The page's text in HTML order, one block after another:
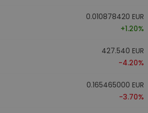
0.010878420 EUR
+1.20%
427.540 EUR
-4.20%
0.165465000 EUR
-3.70%